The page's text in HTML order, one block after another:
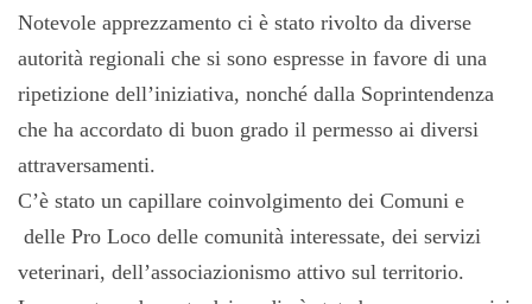
Notevole apprezzamento ci è stato rivolto da diverse
autorità regionali che si sono espresse in favore di una
ripetizione dell’iniziativa, nonché dalla Soprintendenza
che ha accordato di buon grado il permesso ai diversi
attraversamenti.
C’è stato un capillare coinvolgimento dei Comuni e
delle Pro Loco delle comunità interessate, dei servizi
veterinari, dell’associazionismo attivo sul territorio.